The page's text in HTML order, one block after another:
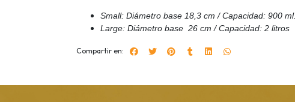
Small: Diámetro base 18,3 cm / Capacidad: 900 ml.
Large: Diámetro base 26 cm / Capacidad: 2 litros
Compartir en: